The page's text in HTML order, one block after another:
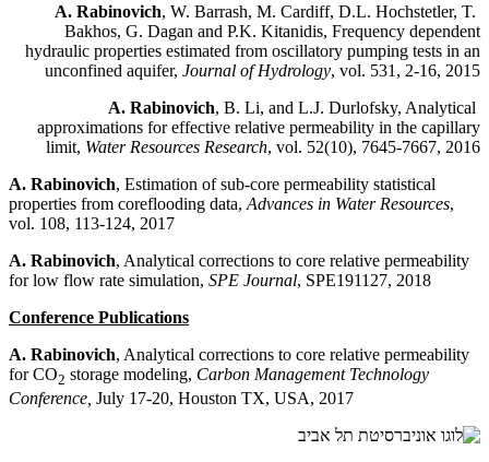
A. Rabinovich, W. Barrash, M. Cardiff, D.L. Hochstetler, T.
Bakhos, G. Dagan and P.K. Kitanidis, Frequency dependent
hydraulic properties estimated from oscillatory pumping tests in an
unconfined aquifer, Journal of Hydrology, vol. 531, 2-16, 2015
A. Rabinovich, B. Li, and L.J. Durlofsky, Analytical
approximations for effective relative permeability in the capillary
limit, Water Resources Research, vol. 52(10), 7645-7667, 2016
A. Rabinovich, Estimation of sub-core permeability statistical
properties from coreflooding data, Advances in Water Resources,
vol. 108, 113-124, 2017
A. Rabinovich, Analytical corrections to core relative permeability
for low flow rate simulation, SPE Journal, SPE191127, 2018
Conference Publications
A. Rabinovich, Analytical corrections to core relative permeability
for CO2 storage modeling, Carbon Management Technology
Conference, July 17-20, Houston TX, USA, 2017